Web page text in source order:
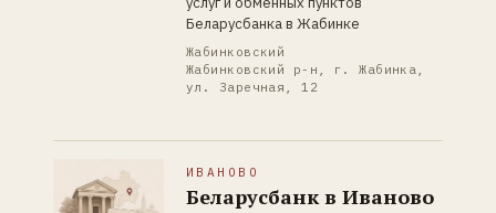
Беларусбанка в Жабинке
Жабинковский
Жабинковский р-н, г. Жабинка,
ул. Заречная, 12
ИВАНОВО
Беларусбанк в Иваново